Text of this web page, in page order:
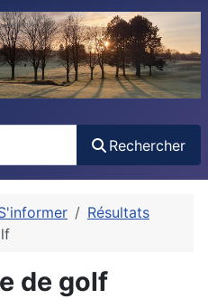
Rechercher
Résultats
de golf